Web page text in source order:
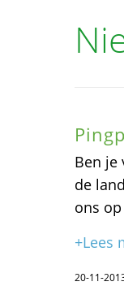
Ben je
de
ons
+Lees
20-11-